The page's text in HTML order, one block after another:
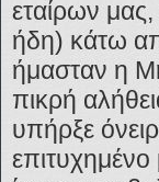
εταίρων
ήδη) κάτω
ήμασταν η
πικρή
υπήρξε